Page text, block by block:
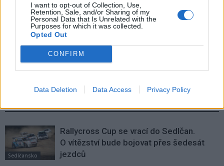
I want to opt-out of Collection, Use,
Retention, Sale, and/or Sharing of my
Personal Data that Is Unrelated with the
Purposes for which it was collected.
Opted Out
CONFIRM
Data Deletion Data Access Privacy Policy
Předchozí článek
Petice proti tranzitu kamionů už
leží na kraji. Starostové žádají
hejtmanku o řešení
Následující článek
obdrželi Věra Smolová a Pavel
SOUVISEJÍCÍ ČLÁNKY
Sedlčansko
Rallycross Cup se vrací do Sedlčan.
O vítězství bude bojovat přes šedesát
jezdců